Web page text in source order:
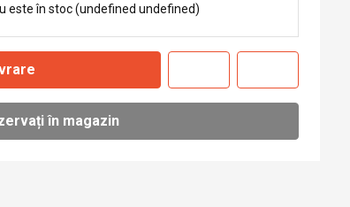
este în stoc (undefined undefined)
în magazin